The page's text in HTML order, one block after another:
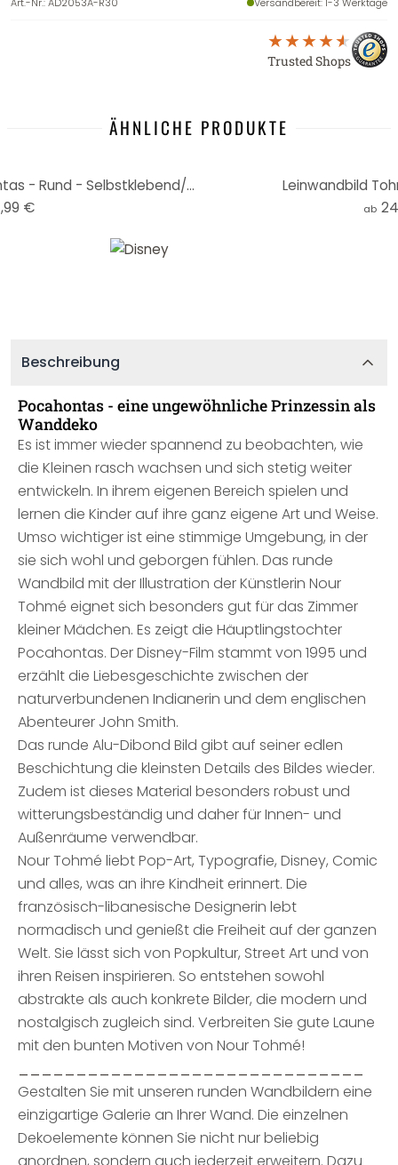
Trusted Shops
ÄHNLICHE PRODUKTE
Fototapete Tohmé - Pocahontas - Rund - Selbstklebend/Vlies
€
Leinwandbild
ab
Beschreibung
Pocahontas - eine ungewöhnliche Prinzessin als
Wanddeko
Es ist immer wieder spannend zu beobachten, wie
die Kleinen rasch wachsen und sich stetig weiter
entwickeln. In ihrem eigenen Bereich spielen und
lernen die Kinder auf ihre ganz eigene Art und Weise.
Umso wichtiger ist eine stimmige Umgebung, in der
sie sich wohl und geborgen fühlen. Das runde
Wandbild mit der Illustration der Künstlerin Nour
Tohmé eignet sich besonders gut für das Zimmer
kleiner Mädchen. Es zeigt die Häuptlingstochter
Pocahontas. Der Disney-Film stammt von 1995 und
erzählt die Liebesgeschichte zwischen der
naturverbundenen Indianerin und dem englischen
Abenteurer John Smith.
Das runde Alu-Dibond Bild gibt auf seiner edlen
Beschichtung die kleinsten Details des Bildes wieder.
Zudem ist dieses Material besonders robust und
witterungsbeständig und daher für Innen- und
Außenräume verwendbar.
Nour Tohmé liebt Pop-Art, Typografie, Disney, Comic
und alles, was an ihre Kindheit erinnert. Die
französisch-libanesische Designerin lebt
normadisch und genießt die Freiheit auf der ganzen
Welt. Sie lässt sich von Popkultur, Street Art und von
ihren Reisen inspirieren. So entstehen sowohl
abstrakte als auch konkrete Bilder, die modern und
nostalgisch zugleich sind. Verbreiten Sie gute Laune
mit den bunten Motiven von Nour Tohmé!
Gestalten Sie mit unseren runden Wandbildern eine
einzigartige Galerie an Ihrer Wand. Die einzelnen
Dekoelemente können Sie nicht nur beliebig